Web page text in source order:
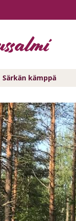
Särkän kämppä